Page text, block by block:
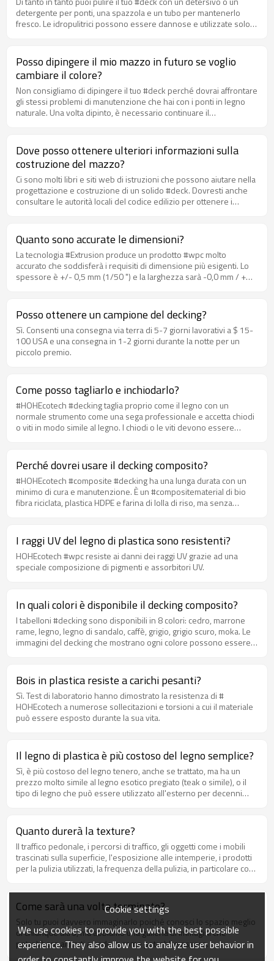
detergente per ponti, una spazzola e un tubo per mantenerlo
fresco. Le idropulitrici possono essere dannose e utilizzate solo
Posso dipingere il mio mazzo in futuro se voglio
cambiare il colore?
Non consigliamo di dipingere il tuo #deck perché dovrai affrontare
gli stessi problemi di manutenzione che hai con i ponti in legno
naturale. Una volta dipinto, è necessario continuare il
Dove posso ottenere ulteriori informazioni sulla
costruzione del mazzo?
Ci sono molti libri e siti web di istruzioni che possono aiutare nella
progettazione e costruzione di un solido #deck. Dovresti anche
consultare le autorità locali del codice edilizio per ottenere i
Quanto sono accurate le dimensioni?
La tecnologia #Extrusion produce un prodotto #wpc molto
accurato che soddisferà i requisiti di dimensione più esigenti. Lo
spessore è +/- 0,5 mm (1/50 ") e la larghezza sarà -0,0 mm / +
Posso ottenere un campione del decking?
Sì. Consenti una consegna via terra di 5-7 giorni lavorativi a $ 15-
100 USA e una consegna in 1-2 giorni durante la notte per un
piccolo premio.
Come posso tagliarlo e inchiodarlo?
#HOHEcotech #decking taglia proprio come il legno con un
normale strumento come una sega professionale e accetta chiodi
o viti in modo simile al legno. I chiodi o le viti devono essere
Perché dovrei usare il decking composito?
#HOHEcotech #composite #decking ha una lunga durata con un
minimo di cura e manutenzione. È un #compositematerial di bio
fibra riciclata, plastica HDPE e farina di lolla di riso, ma senza
I raggi UV del legno di plastica sono resistenti?
HOHEcotech #wpc resiste ai danni dei raggi UV grazie ad una
speciale composizione di pigmenti e assorbitori UV.
In quali colori è disponibile il decking composito?
I tabelloni #decking sono disponibili in 8 colori: cedro, marrone
rame, legno, legno di sandalo, caffè, grigio, grigio scuro, moka. Le
immagini del decking che mostrano ogni colore possono essere
Bois in plastica resiste a carichi pesanti?
Sì. Test di laboratorio hanno dimostrato la resistenza di #
HOHEcotech a numerose sollecitazioni e torsioni a cui il materiale
può essere esposto durante la sua vita.
Il legno di plastica è più costoso del legno semplice?
Sì, è più costoso del legno tenero, anche se trattato, ma ha un
prezzo molto simile al legno esotico pregiato (teak o simile), o il
tipo di legno che può essere utilizzato all'esterno per decenni
Quanto durerà la texture?
Il traffico pedonale, i percorsi di traffico, gli oggetti come i mobili
trascinati sulla superficie, l'esposizione alle intemperie, i prodotti
per la pulizia utilizzati, la frequenza della pulizia, in particolare con
superficiale di fabbrica di #HOHEcotech #WPC #decking e altri .
Quindi ti consigliamo di #coextrusion wpc o # 3Dembossing #
decking, perché la trama di questi due prodotti si manterrà più a
lungo del normale wpc.
Come sarà una volta terminato?
Solo tu puoi davvero immaginarlo poiché conosci lo spazio meglio
di chiunque altro, ma abbiamo una galleria di immagini che
potrebbero aiutarti a vedere come potrebbe essere.
Cookie settings
We use cookies to provide you with the best possible
experience. They also allow us to analyze user behavior in